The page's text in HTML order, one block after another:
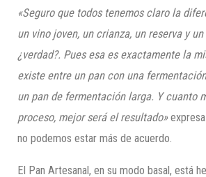
«Seguro que todos tenemos claro la
un vino joven, un crianza, un reserva y
¿verdad?. Pues esa es exactamente la
existe entre un pan con una
un pan de fermentación larga. Y cuanto
proceso, mejor será el resultado»
no podemos estar más de acuerdo.
El Pan Artesanal, en su modo basal, está